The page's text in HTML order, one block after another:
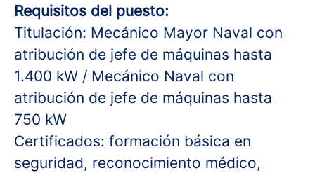
Requisitos del puesto:
Titulación: Mecánico Mayor Naval con
atribución de jefe de máquinas hasta
1.400 kW / Mecánico Naval con
atribución de jefe de máquinas hasta
750 kW
Certificados: formación básica en
seguridad, reconocimiento médico,